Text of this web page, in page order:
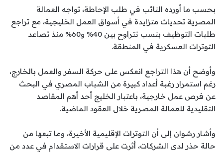
بحسب ما أورده النائب في طلب الإحاطة، تواجه العمالة
المصرية تحديات متزايدة في أسواق العمل الخليجية، مع تراجع
طلبات التوظيف بنسب تتراوح بين 40% و60% منذ تصاعد
التوترات العسكرية في المنطقة.
وأوضح أن هذا التراجع انعكس على حركة السفر والعمل بالخارج،
رغم استمرار رغبة أعداد كبيرة من الشباب المصري في البحث
عن فرص عمل خارجية، باعتبار الخليج أحد أهم المقاصد
التقليدية للعمالة المصرية خلال العقود الماضية.
وأشار رشوان إلى أن التوترات الإقليمية الأخيرة، وما تبعها من
حالة حذر لدى الشركات، أثرت على قرارات الاستقدام في عدد من